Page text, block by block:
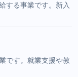
する事業です。新入
です。就業支援や教